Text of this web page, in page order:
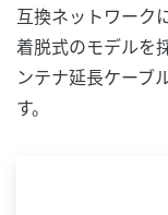
互換ネットワーク
着脱式のモデルを
ンテナ延長ケーブ
す。